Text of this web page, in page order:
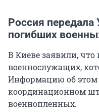
Россия передала
погибших
В Киеве заявили,
военнослужащих,
Информацию об
координационном
военнопленных.